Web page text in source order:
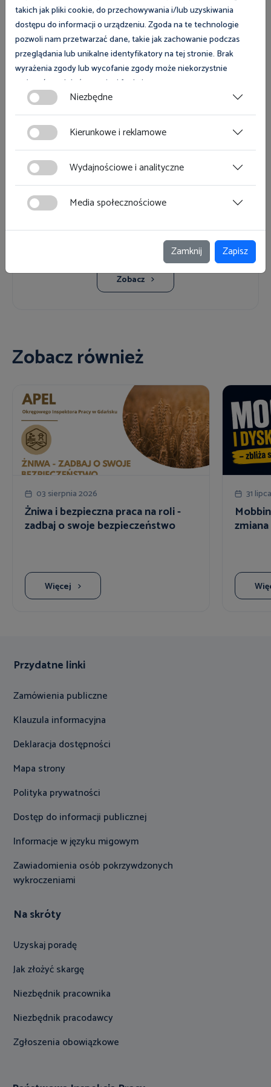
liczby godzin przypadających do przepracowania w
danym miesiącu. Może być niższa niż 31,40 zł
brutto za godzinę !!!
Link do rozporządzenia Rady Ministrów:
https://dziennikustaw.gov.pl/DU/2025/1242
Zobacz magazyn Inspektor Pracy
Zobacz
Zobacz również
03 sierpnia 2026
Żniwa i bezpieczna praca na roli -
zadbaj o swoje bezpieczeństwo
Więcej
31
Przydatne linki
Zamówienia publiczne
Klauzula informacyjna
Deklaracja dostępności
Mapa strony
Polityka prywatności
Dostęp do informacji publicznej
Informacje w języku migowym
Zawiadomienia osób pokrzywdzonych
wykroczeniami
Na skróty
Uzyskaj poradę
Jak złożyć skargę
Niezbędnik pracownika
Niezbędnik pracodawcy
Zgłoszenia obowiązkowe
takich jak pliki cookie, do przechowywania i/lub uzyskiwania
dostępu do informacji o urządzeniu. Zgoda na te technologie
pozwoli nam przetwarzać dane, takie jak zachowanie podczas
przeglądania lub unikalne identyfikatory na tej stronie. Brak
wyrażenia zgody lub wycofanie zgody może niekorzystnie
wpłynąć na niektóre cechy i funkcje.
Zgoda na pliki cookies jest dobrowolna i można ją wycofać lub
zmodyfikować w dowolnym momencie klikając w przycisk
ciasteczka w lewym dolnym rogu strony. Więcej informacji
znajdziesz w
Niezbędne
Kierunkowe i reklamowe
Wydajnościowe i analityczne
Media społecznościowe
Zamknij Zapisz